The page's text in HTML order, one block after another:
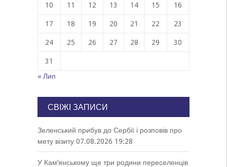
10 11 12 13 14 15 16
17 18 19 20 21 22 23
24 25 26 27 28 29 30
31
« Лип
СВІЖІ ЗАПИСИ
Зеленський прибув до Сербії і розповів про
мету візиту 07.08.2026 19:28
У Кам’янському ще три родини переселенців